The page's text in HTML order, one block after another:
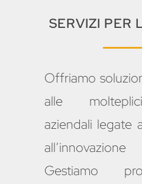
Software
SERVIZI PER
Offriamo
alle
aziendali legate
Gestiamo